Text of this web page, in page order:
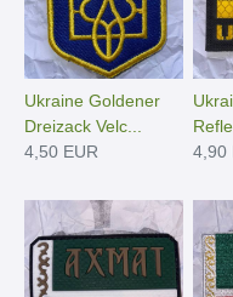
Ukraine Goldener
Dreizack Velc...
4,50 EUR
4,90